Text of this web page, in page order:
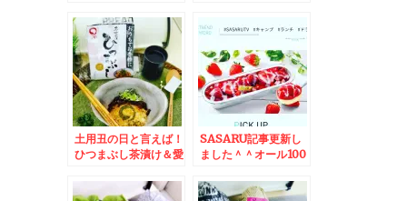
夕カレー♪
土用丑の日と言えば！
ひつまぶし茶漬け＆愛
SASARU記事更新し
ました＾＾オール100
弁グッズ特集＾＾